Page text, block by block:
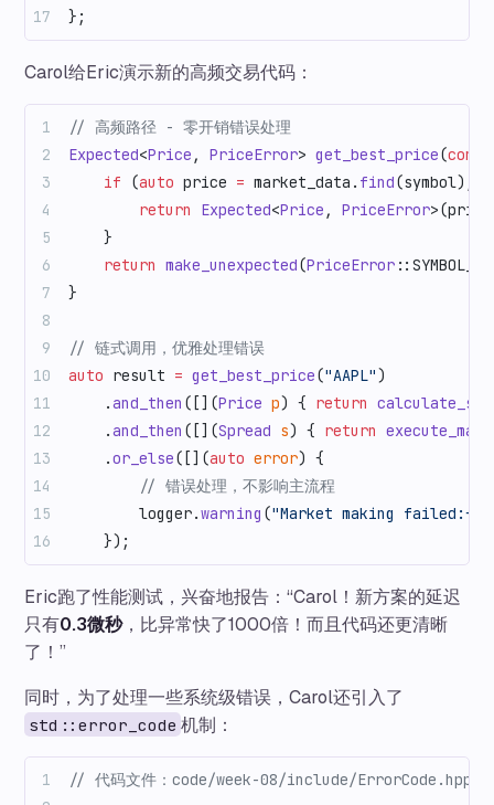
};
Carol给Eric演示新的高频交易代码：
// 高频路径 - 零开销错误处理
Expected<Price , PriceError> get_best_price(const
    if
(auto price = market_data. find(symbol);
        return
Expected<Price , PriceError
    }
    return
make_unexpected(PriceError
}
// 链式调用，优雅处理错误
auto result = get_best_price("AAPL")
    .
and_then ([](Price p) { return
    .
and_then ([](Spread s) { return
    .
or_else([](auto error) {
        // 错误处理，不影响主流程
        logger.
warning ("Market making failed:{}"
    });
Eric跑了性能测试，兴奋地报告：“Carol！新方案的延迟
只有0.3微秒，比异常快了1000倍！而且代码还更清晰
了！”
同时，为了处理一些系统级错误，Carol还引入了
std::error_code 机制：
// 代码文件：code/week-08/include/ErrorCode.hpp